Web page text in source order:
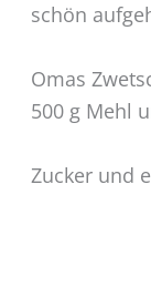
schön
Omas
500 g Mehl
Zucker und